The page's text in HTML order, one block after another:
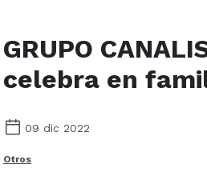
GRUPO
celebra en
(Vilaboa)
09 dic 2022
Otros